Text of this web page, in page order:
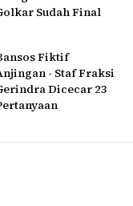
Sudah Final
Fiktif
- Staf Fraksi
Dicecar 23